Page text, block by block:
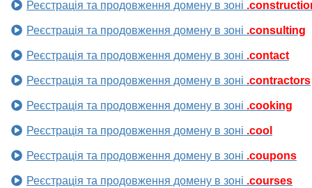
Реєстрація та продовження домену в зоні
Реєстрація та продовження домену в зоні .consulting
Реєстрація та продовження домену в зоні .contact
Реєстрація та продовження домену в зоні .contractors
Реєстрація та продовження домену в зоні .cooking
Реєстрація та продовження домену в зоні .cool
Реєстрація та продовження домену в зоні .coupons
Реєстрація та продовження домену в зоні .courses